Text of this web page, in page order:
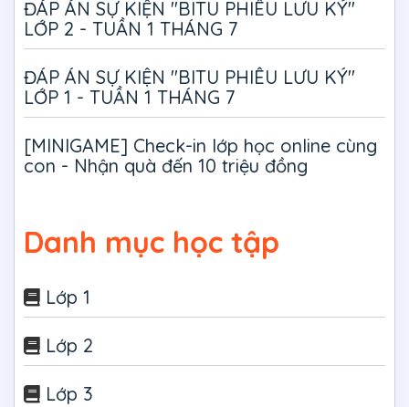
ĐÁP ÁN SỰ KIỆN "BITU PHIÊU LƯU KÝ"
LỚP 2 - TUẦN 1 THÁNG 7
ĐÁP ÁN SỰ KIỆN "BITU PHIÊU LƯU KÝ"
LỚP 1 - TUẦN 1 THÁNG 7
[MINIGAME] Check-in lớp học online cùng
con - Nhận quà đến 10 triệu đồng
Danh mục học tập
Lớp 1
Lớp 2
Lớp 3